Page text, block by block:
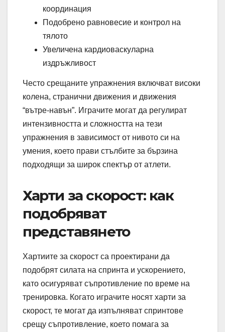
координация
Подобрено равновесие и контрол на
тялото
Увеличена кардиоваскуларна
издръжливост
Често срещаните упражнения включват високи
колена, странични движения и движения
“вътре-навън”. Играчите могат да регулират
интензивността и сложността на тези
упражнения в зависимост от нивото си на
умения, което прави стълбите за бързина
подходящи за широк спектър от атлети.
Харти за скорост: как
подобряват
представянето
Хартиите за скорост са проектирани да
подобрят силата на спринта и ускорението,
като осигуряват съпротивление по време на
тренировка. Когато играчите носят харти за
скорост, те могат да изпълняват спринтове
срещу съпротивление, което помага за